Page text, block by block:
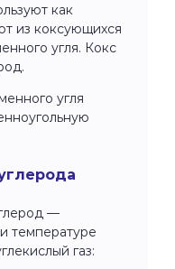
как
из коксующихся
угля. Кокс
угля
—
температуре
газ: